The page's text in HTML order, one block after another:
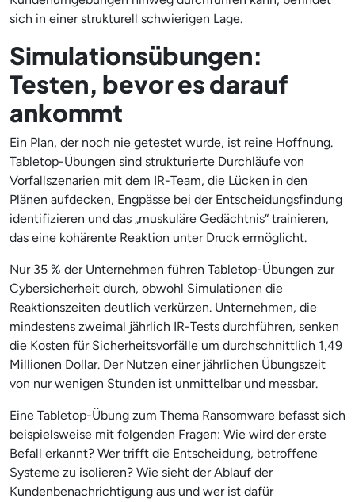
sich in einer strukturell schwierigen Lage.
Simulationsübungen:
Testen, bevor es darauf
ankommt
Ein Plan, der noch nie getestet wurde, ist reine Hoffnung.
Tabletop-Übungen sind strukturierte Durchläufe von
Vorfallszenarien mit dem IR-Team, die Lücken in den
Plänen aufdecken, Engpässe bei der Entscheidungsfindung
identifizieren und das „muskuläre Gedächtnis“ trainieren,
das eine kohärente Reaktion unter Druck ermöglicht.
Nur 35 % der Unternehmen führen Tabletop-Übungen zur
Cybersicherheit durch, obwohl Simulationen die
Reaktionszeiten deutlich verkürzen. Unternehmen, die
mindestens zweimal jährlich IR-Tests durchführen, senken
die Kosten für Sicherheitsvorfälle um durchschnittlich 1,49
Millionen Dollar. Der Nutzen einer jährlichen Übungszeit
von nur wenigen Stunden ist unmittelbar und messbar.
Eine Tabletop-Übung zum Thema Ransomware befasst sich
beispielsweise mit folgenden Fragen: Wie wird der erste
Befall erkannt? Wer trifft die Entscheidung, betroffene
Systeme zu isolieren? Wie sieht der Ablauf der
Kundenbenachrichtigung aus und wer ist dafür